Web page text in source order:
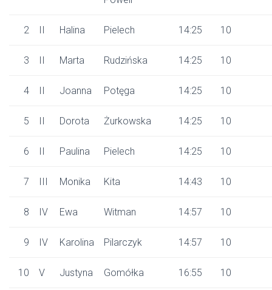
2 II Halina Pielech 14:25 10
3 II Marta Rudzińska 14:25 10
4 II Joanna Potęga 14:25 10
5 II Dorota Żurkowska 14:25 10
6 II Paulina Pielech 14:25 10
7 III Monika Kita 14:43 10
8 IV Ewa Witman 14:57 10
9 IV Karolina Pilarczyk 14:57 10
10 V Justyna Gomółka 16:55 10